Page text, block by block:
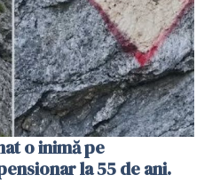
o inimă pe
la 55 de ani.